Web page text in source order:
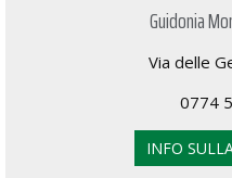
Guidonia
Via delle
0774
INFO